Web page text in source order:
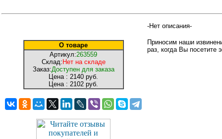
О товаре
Артикул:263559
Склад: Нет на складе
Заказ:Доступен для заказа
Цена : 2140 руб.
Цена : 2102 руб.
-Нет описания-
Приносим наши
раз, когда Вы посетите